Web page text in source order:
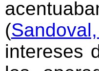
(
intereses